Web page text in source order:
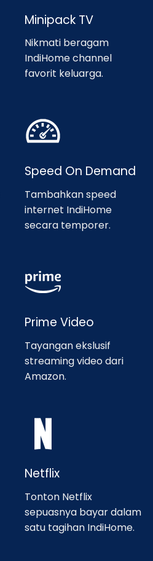
Minipack TV
Nikmati beragam
IndiHome channel
favorit keluarga.
Speed On Demand
Tambahkan speed
internet IndiHome
secara temporer.
Prime Video
Tayangan ekslusif
streaming video dari
Amazon.
Netflix
Tonton Netflix
sepuasnya bayar dalam
satu tagihan IndiHome.